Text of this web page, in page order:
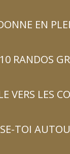
EN
RANDOS
VERS LES
TOI